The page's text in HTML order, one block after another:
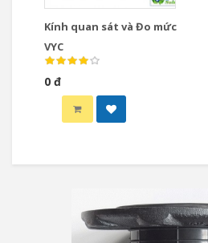
Kính quan sát và Đo mức
VYC
0 đ